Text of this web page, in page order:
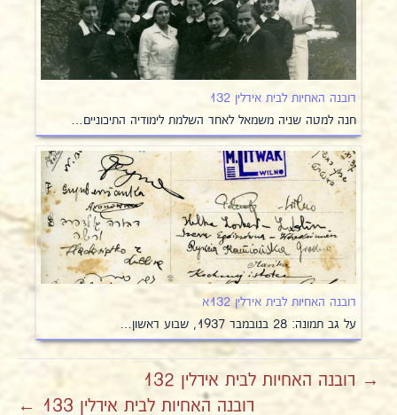
רובנה האחיות לבית אירלין 132
חנה למטה שניה משמאל לאחר השלמת לימודיה התיכוניים…
רובנה האחיות לבית אירלין 132א
על גב תמונה: 28 בנובמבר 1937, שבוע ראשון…
→ רובנה האחיות לבית אירלין 132
רובנה האחיות לבית אירלין 133 ←